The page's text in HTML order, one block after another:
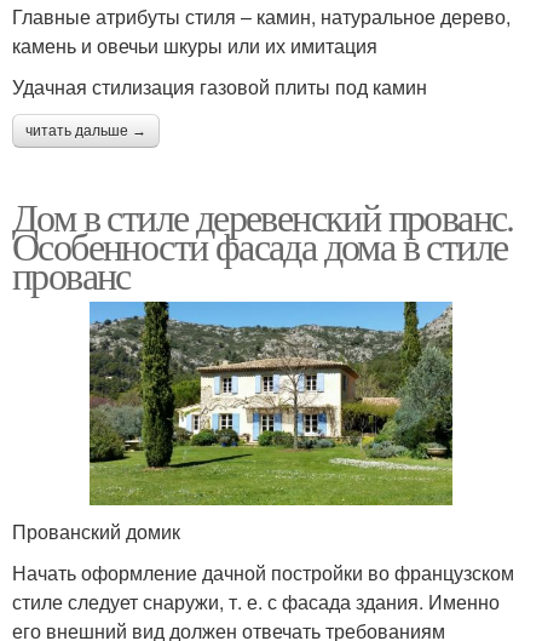
Главные атрибуты стиля – камин, натуральное дерево,
камень и овечьи шкуры или их имитация
Удачная стилизация газовой плиты под камин
читать дальше →
Дом в стиле деревенский прованс.
Особенности фасада дома в стиле
прованс
Прованский домик
Начать оформление дачной постройки во французском
стиле следует снаружи, т. е. с фасада здания. Именно
его внешний вид должен отвечать требованиям